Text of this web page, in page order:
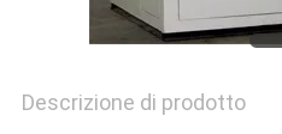
Descrizione di prodotto